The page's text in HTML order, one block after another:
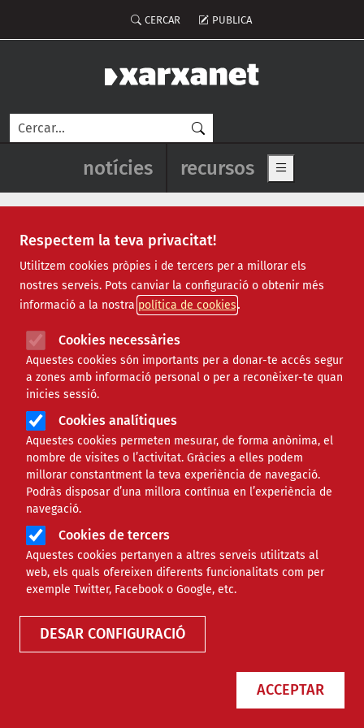
Respectem la teva privacitat!
Utilitzem cookies pròpies i de tercers per a millorar els
nostres serveis. Pots canviar la configuració o obtenir més
informació a la nostra política de cookies
Cookies necessàries
Aquestes cookies són importants per a donar-te accés segur
a zones amb informació personal o per a reconèixer-te quan
inicies sessió.
Cookies analítiques
Aquestes cookies permeten mesurar, de forma anònima, el
nombre de visites o l’activitat. Gràcies a elles podem
millorar constantment la teva experiència de navegació.
Podràs disposar d’una millora contínua en l’experiència de
navegació.
Cookies de tercers
Aquestes cookies pertanyen a altres serveis utilitzats al
web, els quals ofereixen diferents funcionalitats com per
exemple Twitter, Facebook o Google, etc.
DESAR CONFIGURACIÓ
ACCEPTAR
Menú del compte d'usuari
CERCAR PUBLICA
Cerca
Navegació principal de
notícies recursos Show main
Plataforma en Defensa de
l'Ebre
Matilde Font: “Sempre que hi ha un
problema de recurs d’aigua, es
planteja un nou transvasament de
NOTÍCIES AMBIENTAL